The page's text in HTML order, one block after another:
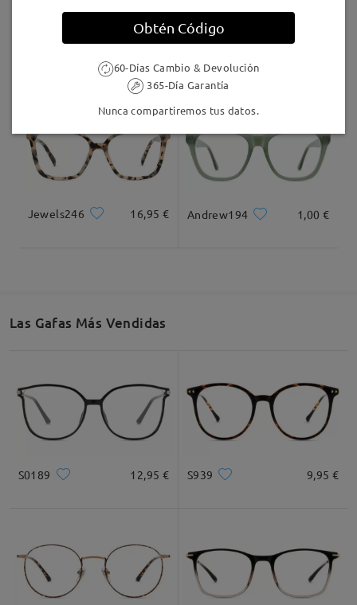
8,00 € MT37644
Jewels246 16,95 € Andrew194 1,00 €
Las Gafas Más Vendidas
S0189 12,95 € S939 9,95 €
Obtén Código
60-Días Cambio & Devolución
365-Día Garantía
Nunca compartiremos tus datos.